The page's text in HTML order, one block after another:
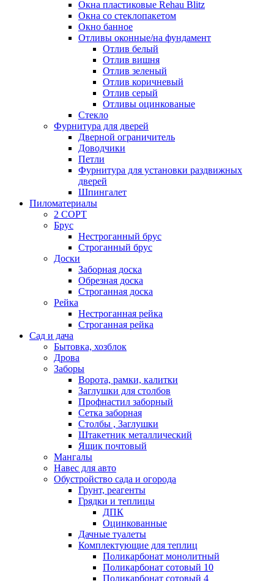
Окна пластиковые Rehau Blitz
Окна со стеклопакетом
Окно банное
Отливы оконные/на фундамент
Отлив белый
Отлив вишня
Отлив зеленый
Отлив коричневый
Отлив серый
Отливы оцинкованые
Стекло
Фурнитура для дверей
Дверной ограничитель
Доводчики
Петли
Фурнитура для установки раздвижных
дверей
Шпингалет
Пиломатериалы
2 СОРТ
Брус
Нестроганный брус
Строганный брус
Доски
Заборная доска
Обрезная доска
Строганная доска
Рейка
Нестроганная рейка
Строганная рейка
Сад и дача
Бытовка, хозблок
Дрова
Заборы
Ворота, рамки, калитки
Заглушки для столбов
Профнастил заборный
Сетка заборная
Столбы , Заглушки
Штакетник металлический
Ящик почтовый
Мангалы
Навес для авто
Обустройство сада и огорода
Грунт, реагенты
Грядки и теплицы
ДПК
Оцинкованные
Дачные туалеты
Комплектующие для теплиц
Поликарбонат монолитный
Поликарбонат сотовый 10
Поликарбонат сотовый 4